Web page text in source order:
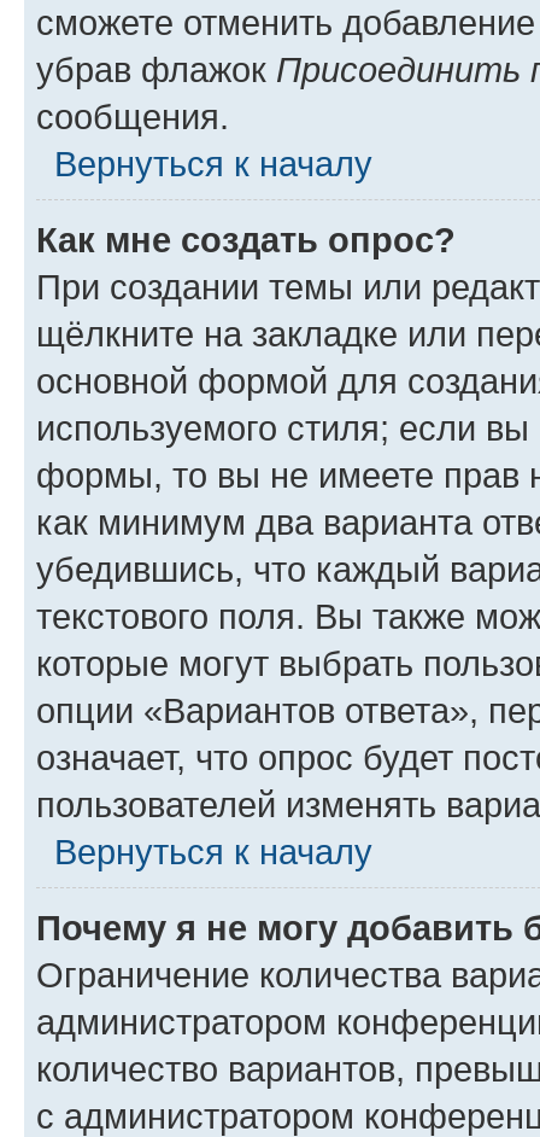
сможете отменить
убрав флажок Присоединить
сообщения.
Вернуться к началу
Как мне создать опрос?
При создании темы или
щёлкните на закладке или
основной формой для
используемого стиля; если
формы, то вы не имеете прав
как минимум два варианта
убедившись, что каждый
текстового поля. Вы также
которые могут выбрать
опции «Вариантов ответа»,
означает, что опрос будет
пользователей изменять
Вернуться к началу
Почему я не могу добавить
Ограничение количества
администратором
количество вариантов,
с администратором